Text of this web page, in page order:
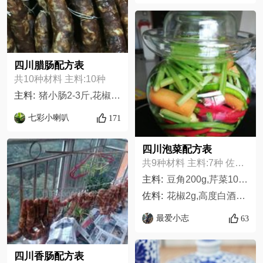
四川腊肠配方表
共10种材料 主料:10种
主料: 猪小肠2-3斤,花椒1两,白酒适量,辣椒粉半斤,白糖2-3把,盐2.6两,鸡精适量,五花肉10斤,香油适量,珠针，晾晒的绳子打好结适量
七彩小喇叭 171
四川香肠配方表
四川泡菜配方表
共9种材料 主料:7种 佐料:2种
主料: 豆角200g,芹菜100g,青辣椒100g,红辣椒10个,大蒜1头,姜3块,红萝卜1根,
佐料: 花椒2g,高度白酒2瓶盖
最爱小志 63